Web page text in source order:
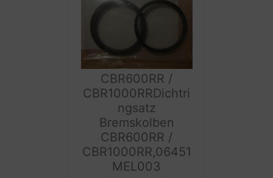
CBR600RR /
CBR1000RRDichtri
ngsatz
Bremskolben
CBR600RR /
CBR1000RR,06451
MEL003